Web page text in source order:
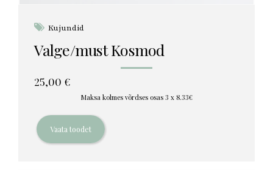
Kujundid
Valge/must Kosmod
25,00 €
Maksa kolmes võrdses osas 3 x 8.33€
Vaata toodet